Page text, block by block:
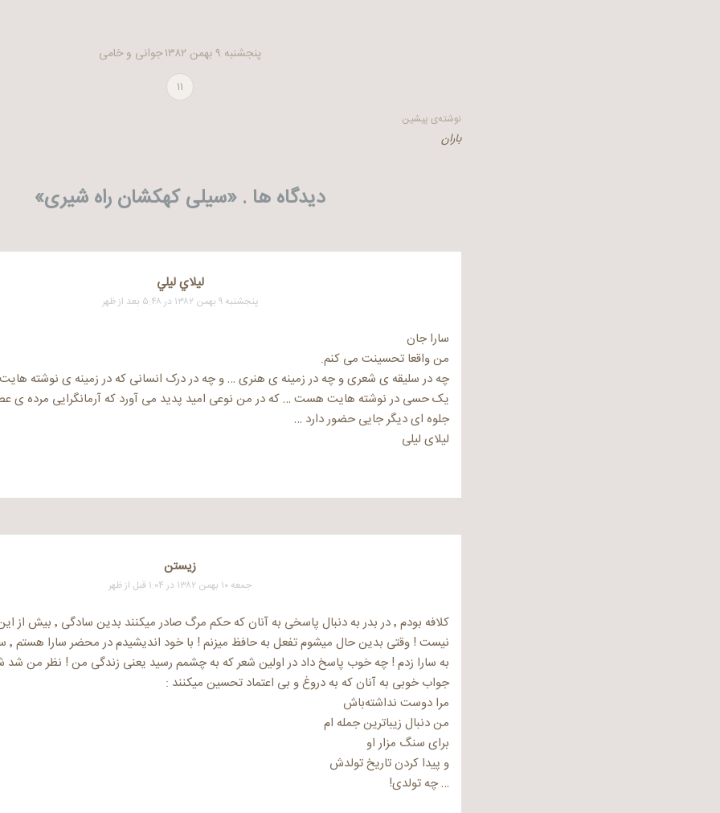
پنجشنبه ۹ بهمن ۱۳۸۲
جوانی و خامی
۱۱
راهبری
نوشته‌ی پیشین
باران
دیدگاه ها . «سیلی کهکشان راه شیری»
ليلاي ليلي
پنجشنبه ۹ بهمن ۱۳۸۲ در ۵:۴۸ بعد از ظهر
سارا جان
من واقعا تحسینت می کنم.
چه در سلیقه ی شعری و چه در زمینه ی هنری … و چه در درک انسانی که در زمینه ی نوشته
یک حسی در نوشته هایت هست … که در من نوعی امید پدید می آورد که آرمانگرایی مرده ی
جلوه ای دیگر جایی حضور دارد …
لیلای لیلی
زیستن
جمعه ۱۰ بهمن ۱۳۸۲ در ۱:۰۴ قبل از ظهر
کلافه بودم ٬ در بدر به دنبال پاسخی
به سارا زدم ! چه خوب پاسخ داد در اولین شعر که به چشمم رسید یعنی زندگی من ! نظر من شد
جواب خوبی به آنان که به دروغ و بی اعتماد تحسین میکنند :
مرا دوست نداشته‌باش
من دنبال زیباترین جمله ام
برای سنگ مزار او
و پیدا کردن تاریخ تولدش
… چه تولدی!